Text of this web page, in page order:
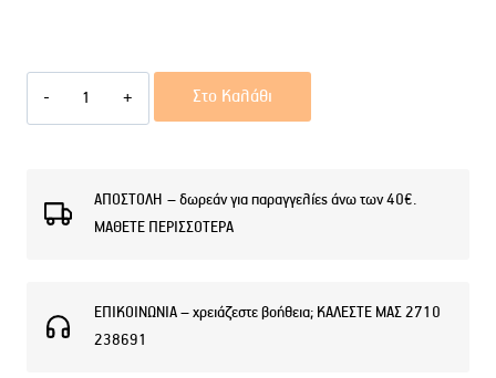
Αφρόλουτρο
MISTER
ποσότητα
Στο Καλάθι
ΑΠΟΣΤΟΛΗ – δωρεάν για παραγγελίες άνω των 40€.
ΜΑΘΕΤΕ ΠΕΡΙΣΣΟΤΕΡΑ
ΕΠΙΚΟΙΝΩΝΙΑ – χρειάζεστε βοήθεια; ΚΑΛΕΣΤΕ ΜΑΣ 2710
238691